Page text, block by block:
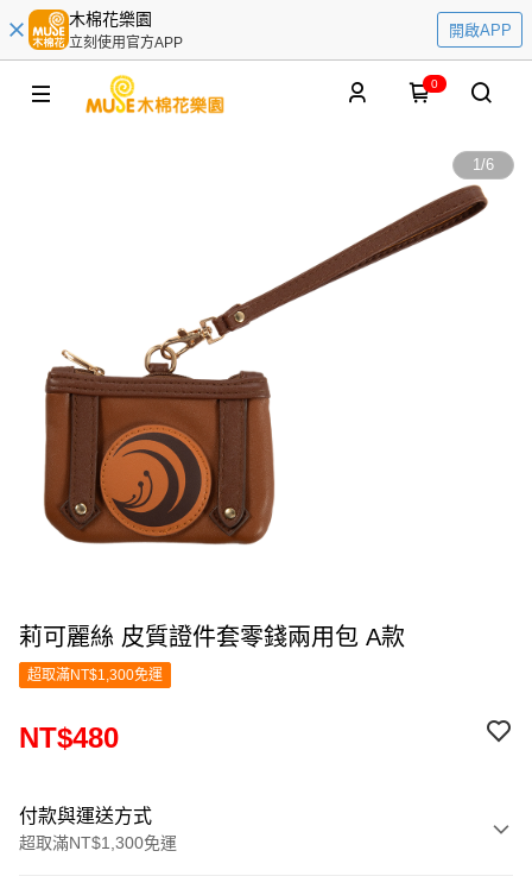
木棉花樂園
立刻使用官方APP
開啟APP
0
1/6
莉可麗絲 皮質證件套零錢兩用包 A款
超取滿NT$1,300免運
NT$480
付款與運送方式
超取滿NT$1,300免運